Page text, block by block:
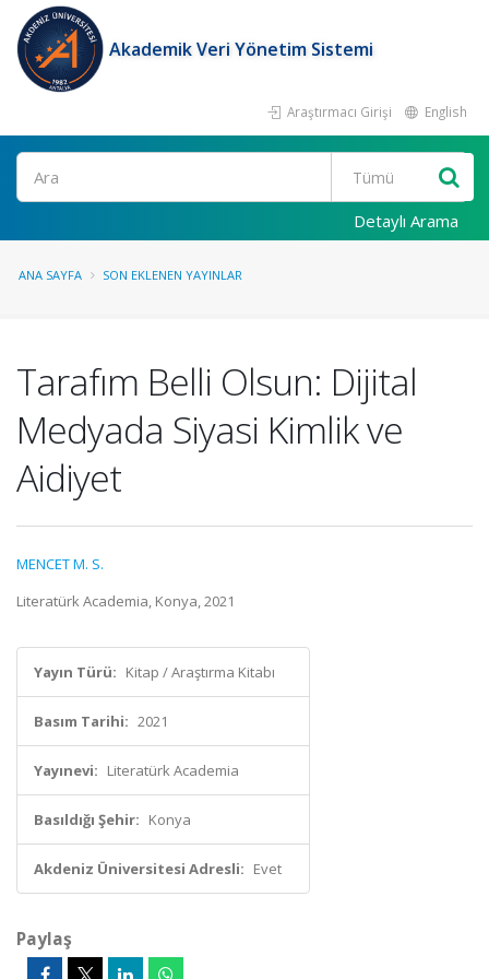
Akademik Veri Yönetim Sistemi
Araştırmacı Girişi English
Ara
Detaylı Arama
ANA SAYFA SON EKLENEN YAYINLAR
Tarafım Belli Olsun: Dijital
Medyada Siyasi Kimlik ve
Aidiyet
MENCET M. S.
Literatürk Academia, Konya, 2021
Yayın Türü: Kitap / Araştırma Kitabı
Basım Tarihi: 2021
Yayınevi: Literatürk Academia
Basıldığı Şehir: Konya
Akdeniz Üniversitesi Adresli: Evet
Paylaş